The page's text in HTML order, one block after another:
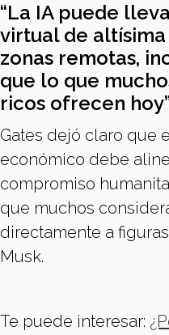
“La IA puede
virtual de
zonas remotas,
que lo que
ricos ofrecen
Gates dejó claro que
económico debe
compromiso
que muchos
directamente a
Musk.
Te puede interesar: